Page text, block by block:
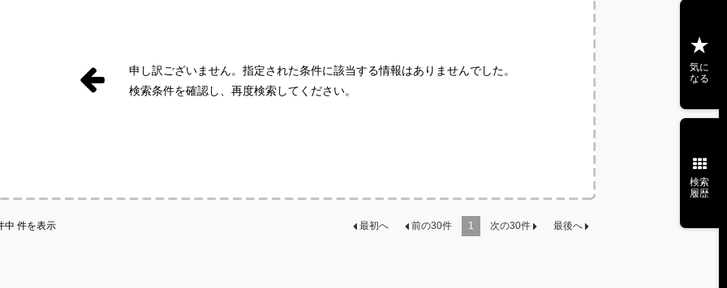
申し訳ございません。指定された条件に該当する情報はありませんでした。
検索条件を確認し、再度検索してください。
中 件を表示 最初へ 前の30件 1 次の30件 最後へ
気に
なる
検索
履歴